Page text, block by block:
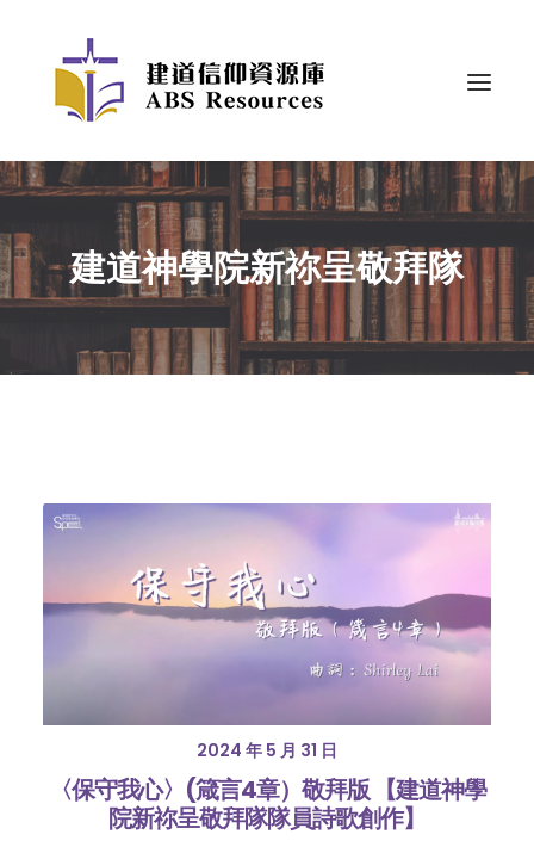
建道神學院新祢呈敬拜隊
2024 年 5 月 31 日
〈保守我心〉(箴言4章）敬拜版 【建道神學
院新祢呈敬拜隊隊員詩歌創作】